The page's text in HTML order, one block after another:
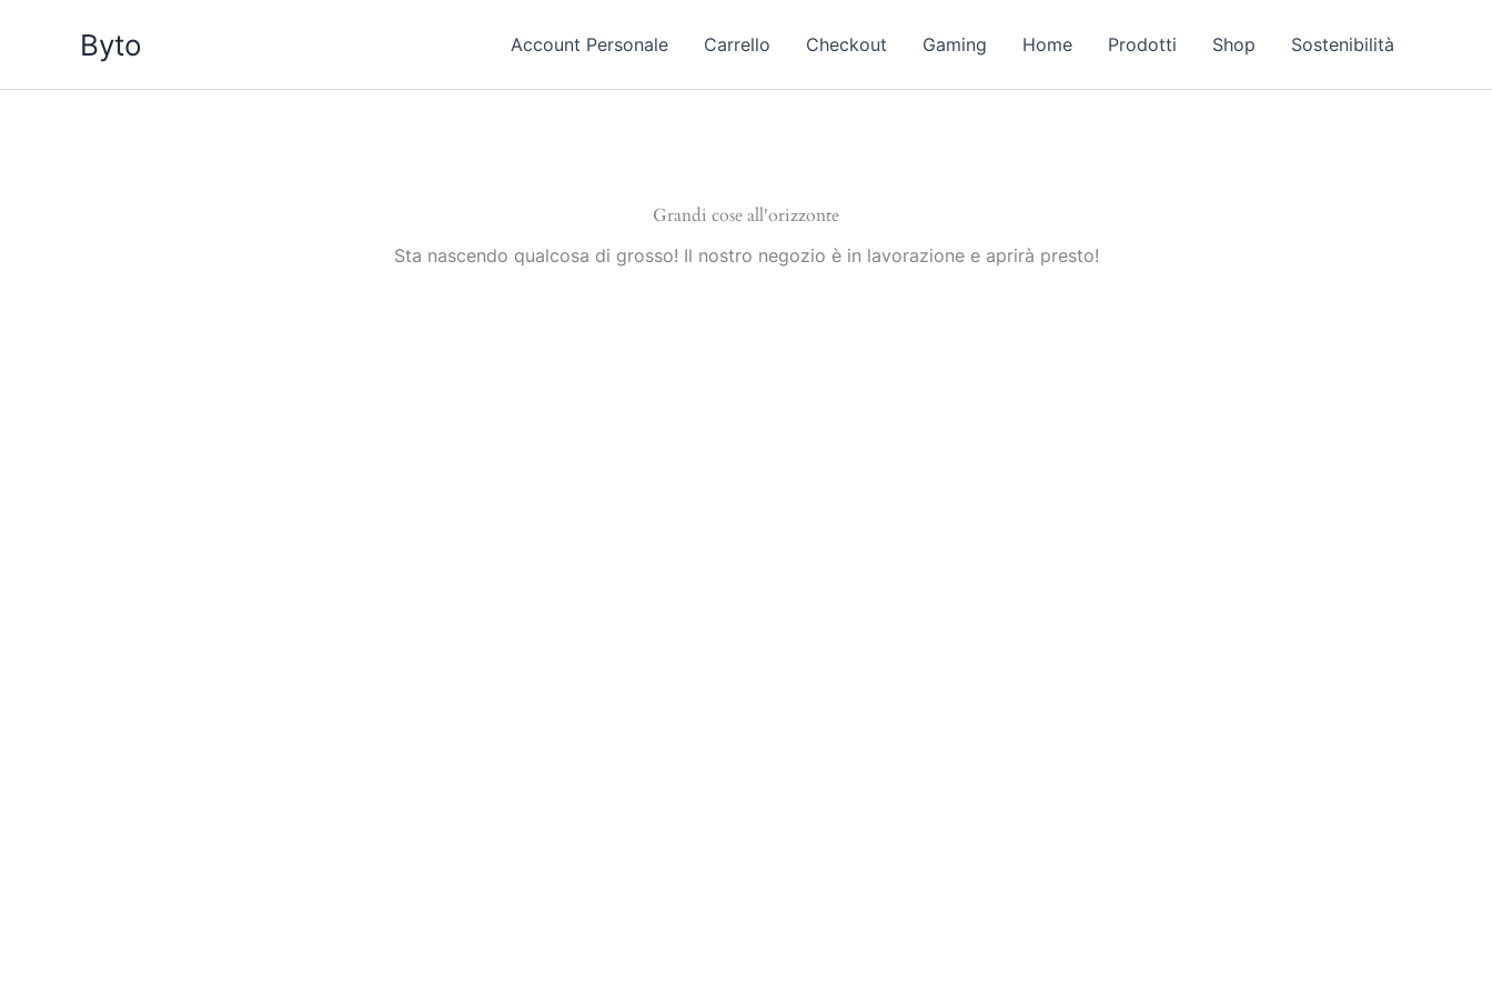
Byto Account Personale Carrello Checkout Gaming Home Prodotti Shop Sostenibilità
Grandi cose all'orizzonte
Sta nascendo qualcosa di grosso! Il nostro negozio è in lavorazione e aprirà presto!